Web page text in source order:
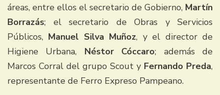
áreas, entre ellos el secretario de Gobierno, Martín
Borrazás; el secretario de Obras y Servicios
Públicos, Manuel Silva Muñoz, y el director de
Higiene Urbana, Néstor Cóccaro; además de
Marcos Corral del grupo Scout y Fernando Preda,
representante de Ferro Expreso Pampeano.